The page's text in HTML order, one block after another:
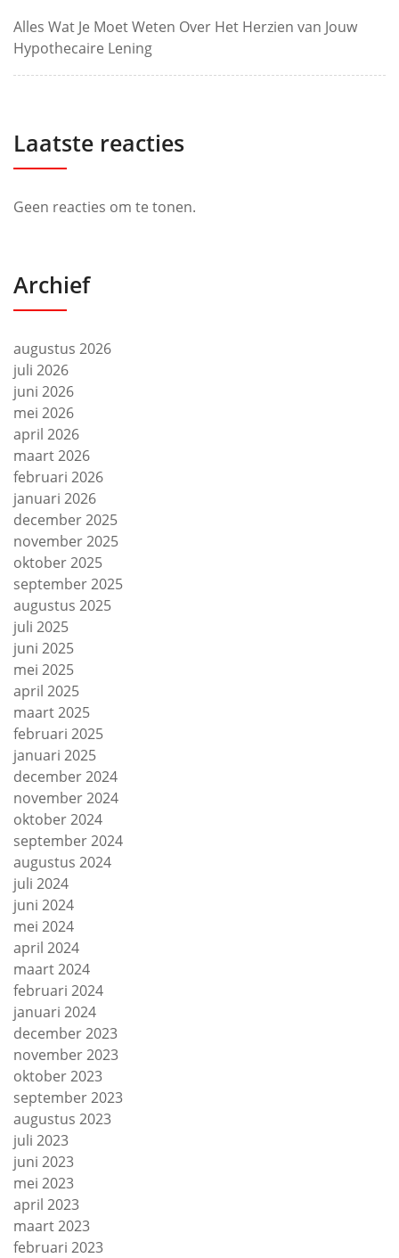
Alles Wat Je Moet Weten Over Het Herzien van Jouw
Hypothecaire Lening
Laatste reacties
Geen reacties om te tonen.
Archief
augustus 2026
juli 2026
juni 2026
mei 2026
april 2026
maart 2026
februari 2026
januari 2026
december 2025
november 2025
oktober 2025
september 2025
augustus 2025
juli 2025
juni 2025
mei 2025
april 2025
maart 2025
februari 2025
januari 2025
december 2024
november 2024
oktober 2024
september 2024
augustus 2024
juli 2024
juni 2024
mei 2024
april 2024
maart 2024
februari 2024
januari 2024
december 2023
november 2023
oktober 2023
september 2023
augustus 2023
juli 2023
juni 2023
mei 2023
april 2023
maart 2023
februari 2023